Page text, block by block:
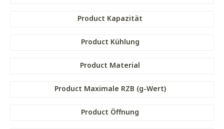
Product Kapazität
Product Kühlung
Product Material
Product Maximale RZB (g-Wert)
Product Öffnung